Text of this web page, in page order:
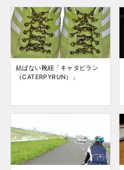
結ばない靴紐「キャタピラン
（CATERPYRUN）」